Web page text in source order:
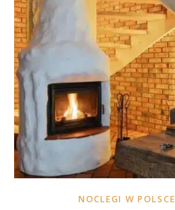
NOCLEGI W POLSCE